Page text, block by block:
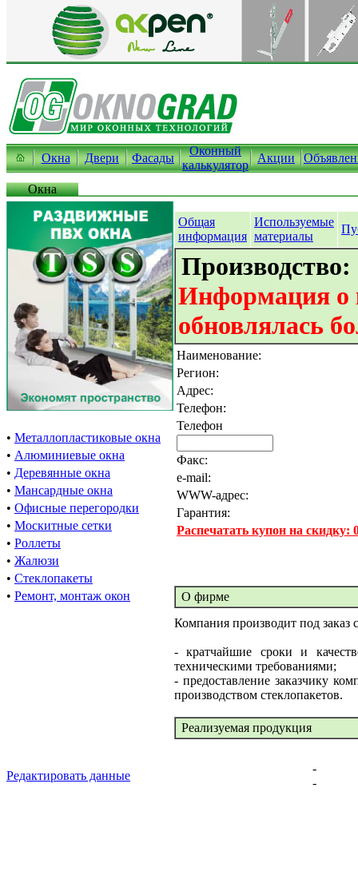
Окна Двери Фасады
Оконный
калькулятор
Акции
Окна
• Металлопластиковые окна
• Алюминиевые окна
• Деревянные окна
• Мансардные окна
• Офисные перегородки
• Москитные сетки
• Роллеты
• Жалюзи
• Стеклопакеты
• Ремонт, монтаж окон
Общая
информация
Используемые
материалы
Производство:
Информация о
обновлялась
Наименование:
Регион:
Адрес:
Телефон:
Телефон
Факс:
e-mail:
WWW-адрес:
Гарантия:
Распечатать купон на скидку:
О фирме
Компания производит под заказ
- кратчайшие сроки и
техническими требованиями;
- предоставление заказчику
производством стеклопакетов.
Реализуемая продукция
Редактировать данные
-
-